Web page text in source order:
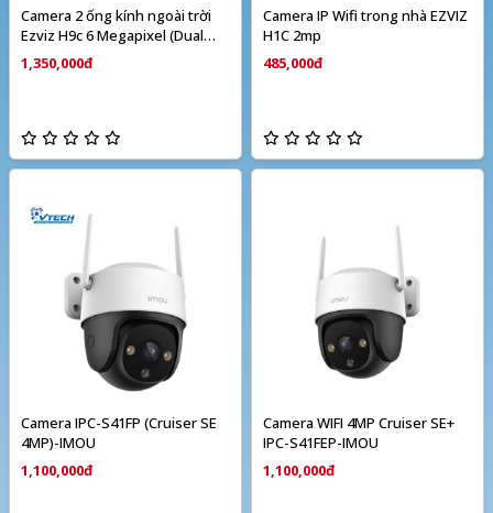
Camera 2 ống kính ngoài trời
Ezviz H9c 6 Megapixel (Dual
camera)
1,350,000đ
Camera IP Wifi trong nhà EZVIZ
H1C 2mp
485,000đ
Camera IPC-S41FP (Cruiser SE
4MP)-IMOU
1,100,000đ
Camera WIFI 4MP Cruiser SE+
IPC-S41FEP-IMOU
1,100,000đ